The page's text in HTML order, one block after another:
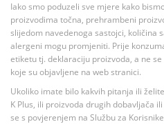
Iako smo poduzeli sve mjere kako
proizvodima točna, prehrambeni
slijedom navedenoga sastojci, količina
alergeni mogu promjeniti. Prije
etiketu tj. deklaraciju proizvoda, a ne
koje su objavljene na web stranici.
Ukoliko imate bilo kakvih pitanja ili
K Plus, ili proizvoda drugih dobavljača
se s povjerenjem na Službu za